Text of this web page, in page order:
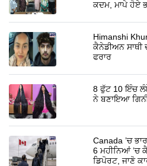
ਕਦਮ, ਮਾਪੇ ਹੋਏ
Himanshi
ਕੈਨੇਡੀਅਨ ਸਾਥੀ
ਫਰਾਰ
8 ਫੁੱਟ 10 ਇੰਚ
ਨੇ ਬਣਾਇਆ
Canada ’ਚ
6 ਮਹੀਨਿਆਂ ’ਚ
ਡਿਪੋਰਟ, ਜਾਣੋ